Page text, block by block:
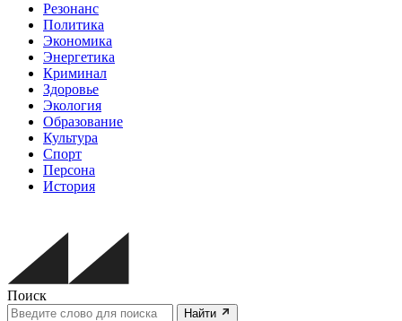
Резонанс
Политика
Экономика
Энергетика
Криминал
Здоровье
Экология
Образование
Культура
Спорт
Персона
История
Поиск
Найти